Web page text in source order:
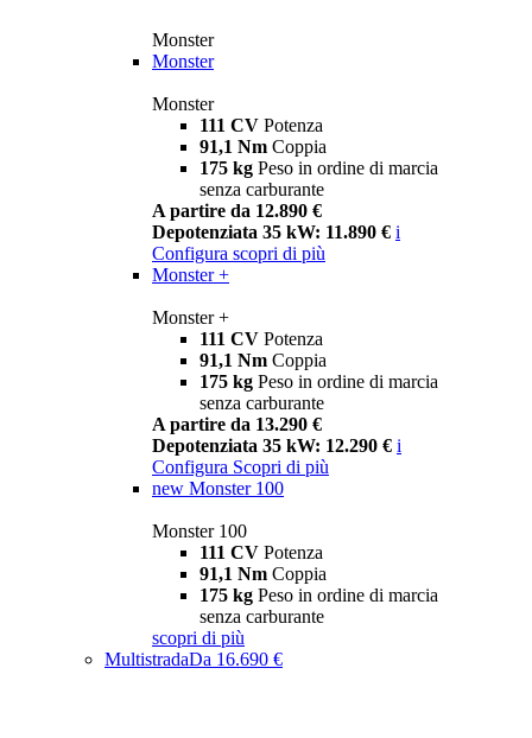
Monster
Monster
Monster
111 CV Potenza
91,1 Nm Coppia
175 kg Peso in ordine di marcia
senza carburante
A partire da 12.890 €
Depotenziata 35 kW: 11.890 € i
Configura scopri di più
Monster +
Monster +
111 CV Potenza
91,1 Nm Coppia
175 kg Peso in ordine di marcia
senza carburante
A partire da 13.290 €
Depotenziata 35 kW: 12.290 € i
Configura Scopri di più
new Monster 100
Monster 100
111 CV Potenza
91,1 Nm Coppia
175 kg Peso in ordine di marcia
senza carburante
scopri di più
MultistradaDa 16.690 €